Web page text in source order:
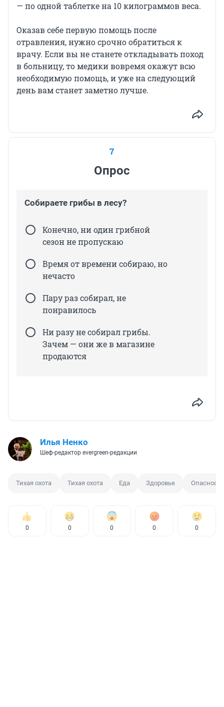
— по одной таблетке на 10 килограммов веса.
Оказав себе первую помощь после
отравления, нужно срочно обратиться к
врачу. Если вы не станете откладывать поход
в больницу, то медики вовремя окажут всю
необходимую помощь, и уже на следующий
день вам станет заметно лучше.
7
Опрос
Собираете грибы в лесу?
Конечно, ни один грибной
сезон не пропускаю
Время от времени собираю, но
нечасто
Пару раз собирал, не
понравилось
Ни разу не собирал грибы.
Зачем — они же в магазине
продаются
Илья Ненко
Шеф-редактор evergreen-редакции
Тихая охота Тихая охота Еда Здоровье Опасность
0 0 0 0 0